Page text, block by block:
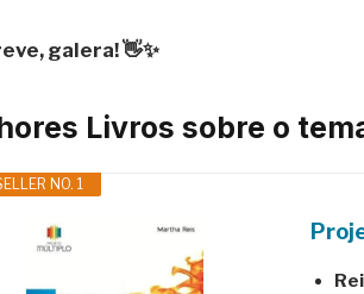
galera! 👋✨
Livros sobre o
NO. 1